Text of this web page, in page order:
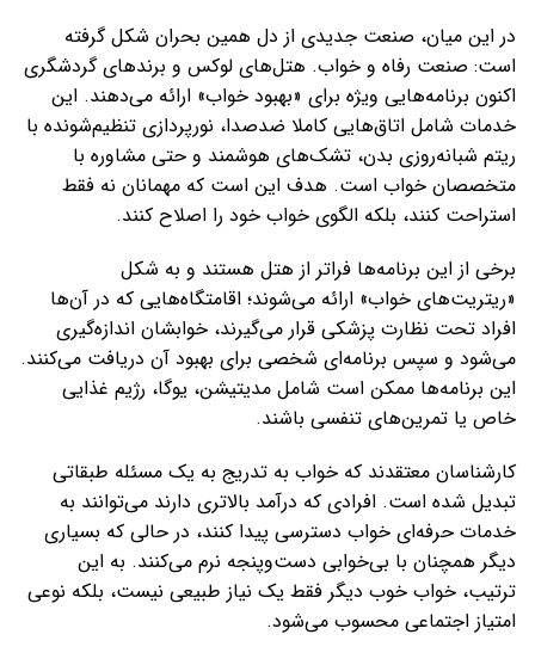
در این میان، صنعت جدیدی از دل همین بحران شکل گرفته
است: صنعت رفاه و خواب. هتل‌های لوکس و برندهای گردشگری
اکنون برنامه‌هایی ویژه برای «بهبود خواب» ارائه می‌دهند. این
خدمات شامل اتاق‌هایی کاملا ضدصدا، نورپردازی تنظیم‌شونده با
ریتم شبانه‌روزی بدن، تشک‌های هوشمند و حتی مشاوره با
متخصصان خواب است. هدف این است که مهمانان نه فقط
استراحت کنند، بلکه الگوی خواب خود را اصلاح کنند.
برخی از این برنامه‌ها فراتر از هتل هستند و به شکل
«ریتریت‌های خواب» ارائه می‌شوند؛ اقامتگاه‌هایی که در آن‌ها
افراد تحت نظارت پزشکی قرار می‌گیرند، خوابشان اندازه‌گیری
می‌شود و سپس برنامه‌ای شخصی برای بهبود آن دریافت می‌کنند.
این برنامه‌ها ممکن است شامل مدیتیشن، یوگا، رژیم غذایی
خاص یا تمرین‌های تنفسی باشند.
کارشناسان معتقدند که خواب به تدریج به یک مسئله طبقاتی
تبدیل شده است. افرادی که درآمد بالاتری دارند می‌توانند به
خدمات حرفه‌ای خواب دسترسی پیدا کنند، در حالی که بسیاری
دیگر همچنان با بی‌خوابی دست‌وپنجه نرم می‌کنند. به این
ترتیب، خواب خوب دیگر فقط یک نیاز طبیعی نیست، بلکه نوعی
امتیاز اجتماعی محسوب می‌شود.